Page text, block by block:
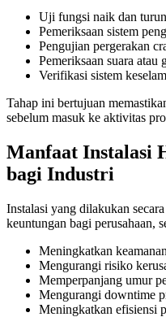
Uji fungsi naik dan
Pemeriksaan sistem
Pengujian pergerakan
Pemeriksaan suara atau
Verifikasi sistem
Tahap ini bertujuan
sebelum masuk ke aktivitas
Manfaat Instalasi
bagi Industri
Instalasi yang dilakukan
keuntungan bagi perusahaan,
Meningkatkan
Mengurangi risiko
Memperpanjang umur
Mengurangi downtime
Meningkatkan efisiensi